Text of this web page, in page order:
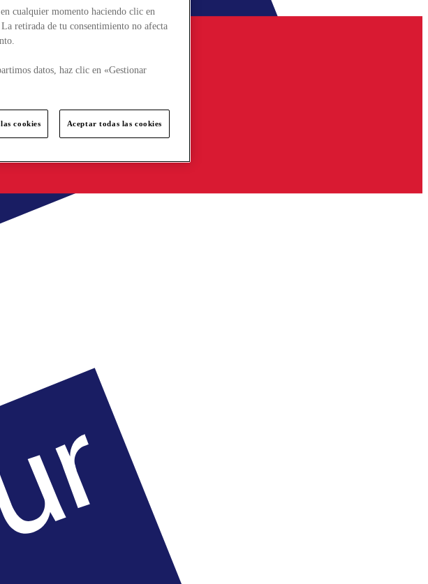
cualquier momento haciendo clic en
retirada de tu consentimiento no afecta
datos, haz clic en «Gestionar
cookies Aceptar todas las cookies